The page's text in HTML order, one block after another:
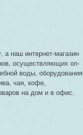
наш интернет-магазин
осуществляющих on-
воды, оборудования
чая, кофе,
на дом и в офис.